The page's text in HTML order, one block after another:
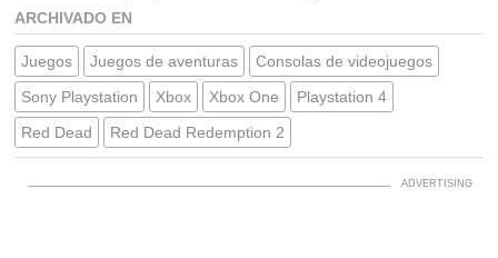
ARCHIVADO EN
Juegos Juegos de aventuras
Consolas de videojuegos
Sony Playstation
Xbox Xbox One
Playstation 4
Red Dead
Red Dead Redemption 2